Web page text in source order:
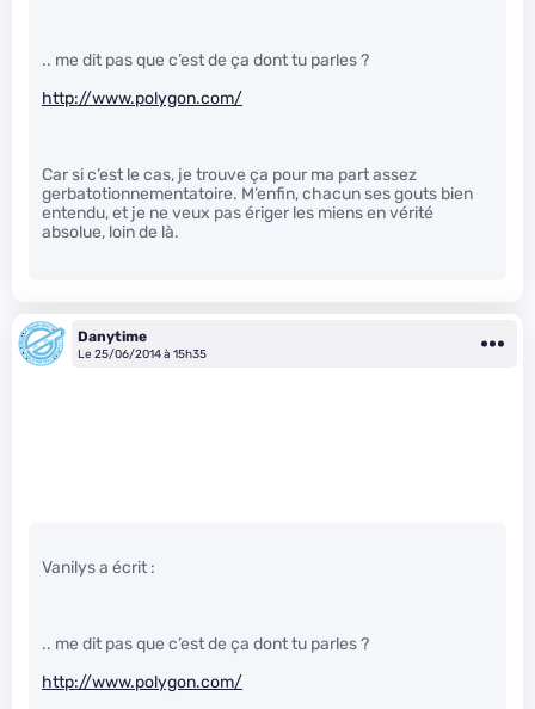
.. me dit pas que c’est de ça dont tu parles ?
http://www.polygon.com/
Car si c’est le cas, je trouve ça pour ma part assez
gerbatotionnementatoire. M’enfin, chacun ses gouts bien
entendu, et je ne veux pas ériger les miens en vérité
absolue, loin de là.
Danytime
Le 25/06/2014 à 15h35
Vanilys a écrit :
.. me dit pas que c’est de ça dont tu parles ?
http://www.polygon.com/